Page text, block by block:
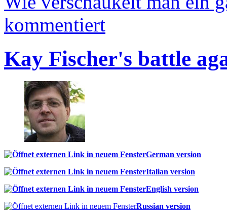
kommentiert
Kay Fischer's battle
German version
Italian version
English version
Russian version